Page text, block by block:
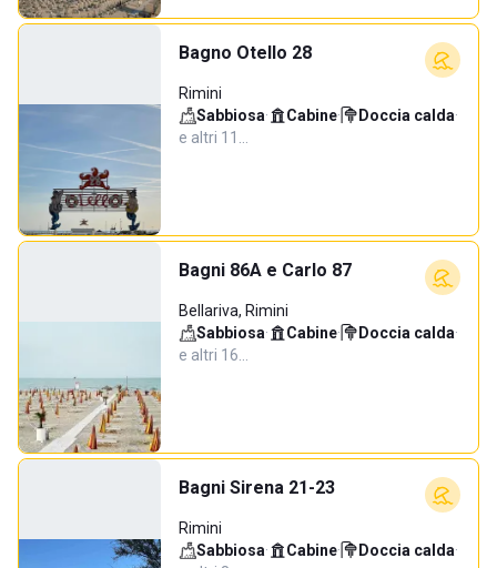
Bagno Otello 28
Rimini
Sabbiosa· Cabine· Doccia calda·
e altri 11…
Bagni 86A e Carlo 87
Bellariva, Rimini
Sabbiosa· Cabine· Doccia calda·
e altri 16…
Bagni Sirena 21-23
Rimini
Sabbiosa· Cabine· Doccia calda·